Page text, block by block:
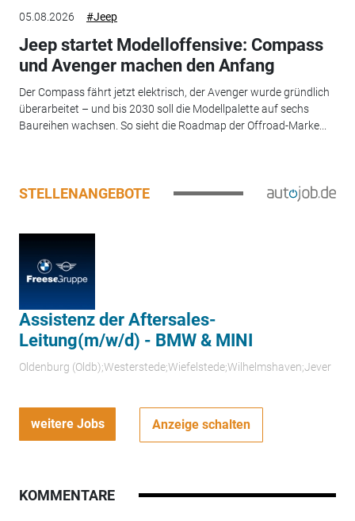
05.08.2026 #Jeep
Jeep startet Modelloffensive: Compass
und Avenger machen den Anfang
Der Compass fährt jetzt elektrisch, der Avenger wurde gründlich
überarbeitet – und bis 2030 soll die Modellpalette auf sechs
Baureihen wachsen. So sieht die Roadmap der Offroad-Marke...
STELLENANGEBOTE
Assistenz der Aftersales-
Leitung(m/w/d) - BMW & MINI
Oldenburg (Oldb);Westerstede;Wiefelstede;Wilhelmshaven;Jever
weitere Jobs Anzeige schalten
KOMMENTARE